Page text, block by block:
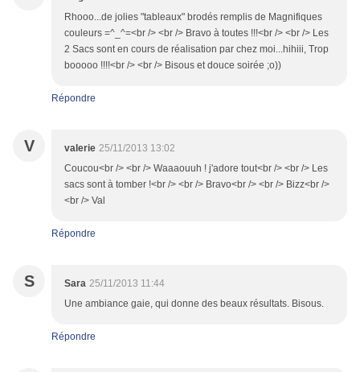
Rhooo...de jolies "tableaux" brodés remplis de Magnifiques
couleurs =^_^=<br /> <br /> Bravo à toutes !!!<br /> <br /> Les
2 Sacs sont en cours de réalisation par chez moi...hihiii, Trop
booooo !!!!<br /> <br /> Bisous et douce soirée ;o))
Répondre
V valerie 25/11/2013 13:02
Coucou<br /> <br /> Waaaouuh ! j'adore tout<br /> <br /> Les
sacs sont à tomber !<br /> <br /> Bravo<br /> <br /> Bizz<br />
<br /> Val
Répondre
S Sara 25/11/2013 11:44
Une ambiance gaie, qui donne des beaux résultats. Bisous.
Répondre